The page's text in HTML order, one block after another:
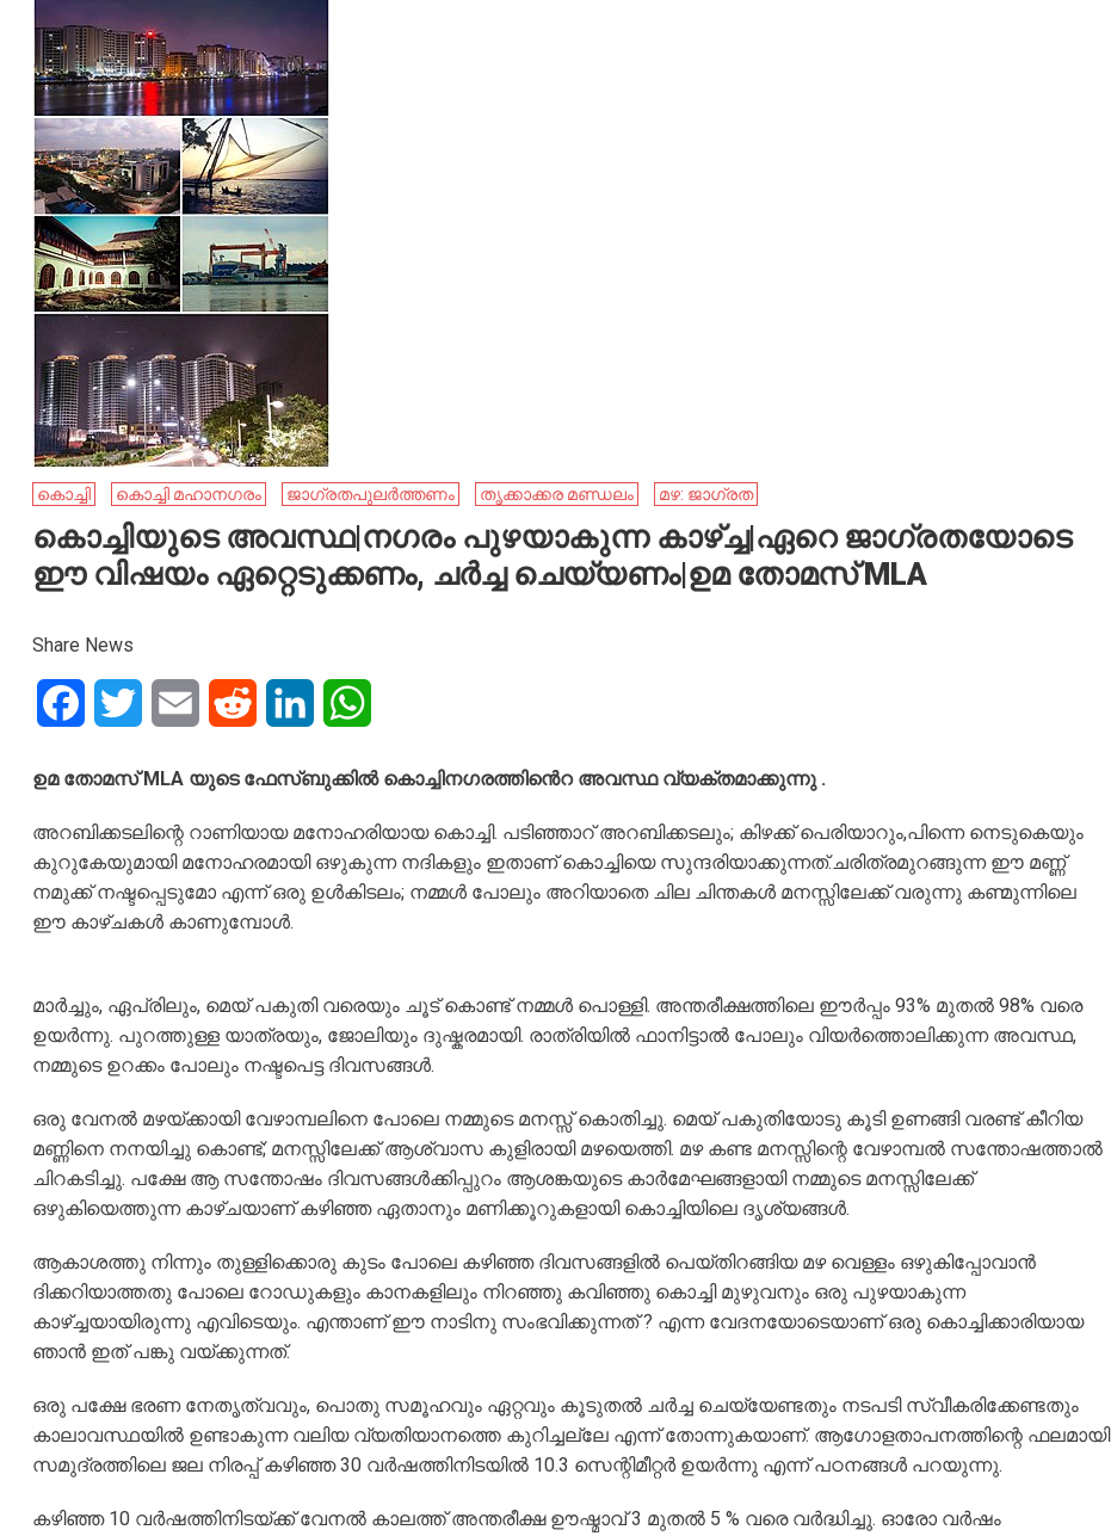
കൊച്ചി കൊച്ചി മഹാനഗരം ജാഗ്രതപുലര്‍ത്തണം തൃക്കാക്കര മണ്ഡലം മഴ: ജാഗ്രത
കൊച്ചിയുടെ അവസ്ഥ|നഗരം പുഴയാകുന്ന കാഴ്ച്ച|ഏറെ ജാഗ്രതയോടെ
ഈ വിഷയം ഏറ്റെടുക്കണം, ചർച്ച ചെയ്യണം|ഉമ തോമസ് MLA
Share News
FacebookTwitter Email Reddit LinkedIn
ഉമ തോമസ് MLA യുടെ ഫേസ്ബുക്കിൽ കൊച്ചിനഗരത്തിൻെറ അവസ്ഥ വ്യക്തമാക്കുന്നു .
അറബിക്കടലിന്റെ റാണിയായ മനോഹരിയായ കൊച്ചി. പടിഞ്ഞാറ് അറബിക്കടലും; കിഴക്ക്‌ പെരിയാറും,പിന്നെ നെടുകെയും
കുറുകേയുമായി മനോഹരമായി ഒഴുകുന്ന നദികളും ഇതാണ് കൊച്ചിയെ സുന്ദരിയാക്കുന്നത്.ചരിത്രമുറങ്ങുന്ന ഈ മണ്ണ്
നമുക്ക് നഷ്ടപ്പെടുമോ എന്ന് ഒരു ഉൾകിടലം; നമ്മൾ പോലും അറിയാതെ ചില ചിന്തകൾ മനസ്സിലേക്ക് വരുന്നു കണ്മുന്നിലെ
ഈ കാഴ്ചകൾ കാണുമ്പോൾ.
മാർച്ചും, ഏപ്രിലും, മെയ് പകുതി വരെയും ചൂട് കൊണ്ട്‌ നമ്മൾ പൊള്ളി. അന്തരീക്ഷത്തിലെ ഈർപ്പം 93% മുതൽ 98% വരെ
ഉയർന്നു. പുറത്തുള്ള യാത്രയും, ജോലിയും ദുഷ്കരമായി. രാത്രിയിൽ ഫാനിട്ടാൽ പോലും വിയർത്തൊലിക്കുന്ന അവസ്ഥ,
നമ്മുടെ ഉറക്കം പോലും നഷ്ടപെട്ട ദിവസങ്ങൾ.
ഒരു വേനൽ മഴയ്ക്കായി വേഴാമ്പലിനെ പോലെ നമ്മുടെ മനസ്സ് കൊതിച്ചു. മെയ് പകുതിയോടു കൂടി ഉണങ്ങി വരണ്ട് കീറിയ
മണ്ണിനെ നനയിച്ചു കൊണ്ട്‌; മനസ്സിലേക്ക് ആശ്വാസ കുളിരായി മഴയെത്തി. മഴ കണ്ട മനസ്സിന്റെ വേഴാമ്പൽ സന്തോഷത്താൽ
ചിറകടിച്ചു. പക്ഷേ ആ സന്തോഷം ദിവസങ്ങൾക്കിപ്പുറം ആശങ്കയുടെ കാർമേഘങ്ങളായി നമ്മുടെ മനസ്സിലേക്ക്
ഒഴുകിയെത്തുന്ന കാഴ്ചയാണ് കഴിഞ്ഞ ഏതാനും മണിക്കൂറുകളായി കൊച്ചിയിലെ ദൃശ്യങ്ങൾ.
ആകാശത്തു നിന്നും തുള്ളിക്കൊരു കുടം പോലെ കഴിഞ്ഞ ദിവസങ്ങളിൽ പെയ്തിറങ്ങിയ മഴ വെള്ളം ഒഴുകിപ്പോവാൻ
ദിക്കറിയാത്തതു പോലെ റോഡുകളും കാനകളിലും നിറഞ്ഞു കവിഞ്ഞു കൊച്ചി മുഴുവനും ഒരു പുഴയാകുന്ന
കാഴ്ച്ചയായിരുന്നു എവിടെയും. എന്താണ് ഈ നാടിനു സംഭവിക്കുന്നത് ? എന്ന വേദനയോടെയാണ് ഒരു കൊച്ചിക്കാരിയായ
ഞാൻ ഇത് പങ്കു വയ്ക്കുന്നത്.
ഒരു പക്ഷേ ഭരണ നേതൃത്വവും, പൊതു സമൂഹവും ഏറ്റവും കൂടുതൽ ചർച്ച ചെയ്യേണ്ടതും നടപടി സ്വീകരിക്കേണ്ടതും
കാലാവസ്ഥയിൽ ഉണ്ടാകുന്ന വലിയ വ്യതിയാനത്തെ കുറിച്ചല്ലേ എന്ന് തോന്നുകയാണ്. ആഗോളതാപനത്തിന്റെ ഫലമായി
സമുദ്രത്തിലെ ജല നിരപ്പ് കഴിഞ്ഞ 30 വർഷത്തിനിടയിൽ 10.3 സെന്റിമീറ്റർ ഉയർന്നു എന്ന് പഠനങ്ങൾ പറയുന്നു.
കഴിഞ്ഞ 10 വർഷത്തിനിടയ്ക്ക് വേനൽ കാലത്ത് അന്തരീക്ഷ ഊഷ്മാവ് 3 മുതൽ 5 % വരെ വർദ്ധിച്ചു. ഓരോ വർഷം